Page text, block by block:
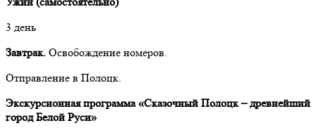
3 день
Завтрак. Освобождение номеров.
Отправление в Полоцк.
Экскурсионная программа «Сказочный Полоцк – древнейший
город Белой Руси»